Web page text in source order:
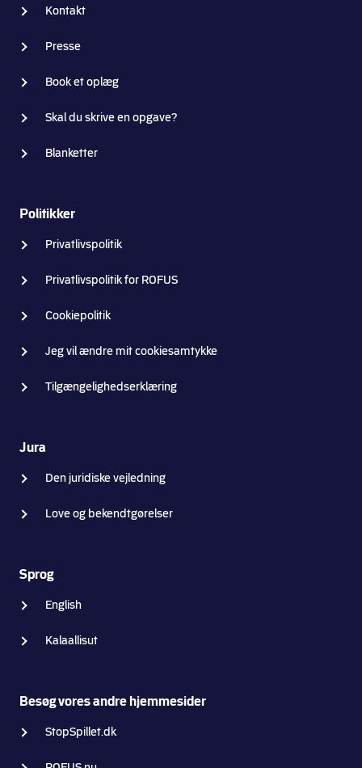
Kontakt
Presse
Book et oplæg
Skal du skrive en opgave?
Blanketter
Politikker
Privatlivspolitik
Privatlivspolitik for ROFUS
Cookiepolitik
Jeg vil ændre mit cookiesamtykke
Tilgængelighedserklæring
Jura
Den juridiske vejledning
Love og bekendtgørelser
Sprog
English
Kalaallisut
Besøg vores andre hjemmesider
StopSpillet.dk